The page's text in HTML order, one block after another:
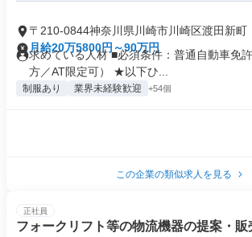
〒210-0844神奈川県川崎市川崎区渡田新町
月給20万5800円～90万円
求めている人材 ■必須条件：普通自動車免
方／AT限定可） ★以下ひ...
制服あり 業界未経験歓迎 +54個
この企業の類似求人を見る
正社員
フォークリフト等の物流機器の提案・販